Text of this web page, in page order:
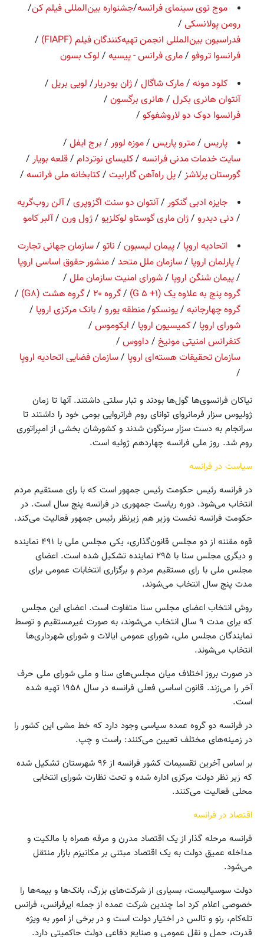
موج نوی سینمای فرانسه/جشنواره بین‌المللی فیلم کن/
رومن پولانسکی /
فدراسیون بین‌المللی انجمن تهیه‌کنندگان فیلم (FIAPF)
/
فرانسوا تروفو /ماری فرانس - پیسیه / لوک بسون
کلود مونه /مارک شاگال /ژان بودریار/ لویی بریل /
آنتوان هانری بکرل / هانری برگسون /
فرانسوا دوک دو لاروشفوکو /
پاریس /مترو پاریس /موزه لوور / برج ایفل /
سایت خدمات مدنی فرانسه /کلیسای نوتردام /قلعه بویار /
گورستان پرلاشز /پل راه‌آهن گارابیت /کتابخانه ملی فرانسه /
جایزه ادبی گنکور /آنتوان دو سنت اگزوپری /آلن روب‌گریه
/ دنی دیدرو /ژان ماری گوستاو لوکلزیو /ژول ورن /آلبر کامو
اتحادیه اروپا /پیمان لیسبون / ناتو /سازمان جهانی تجارت
/پارلمان اروپا /سازمان ملل متحد /منشور حقوق اساسی اروپا
/پیمان شنگن اروپا /شورای امنیت سازمان ملل /
گروه پنج به علاوه یک (G ۵ +۱)
/گروه ۲۰ /گروه هشت (G۸)
/
گروه چهارجانبه /یونسکو/منطقه یورو / بانک مرکزی اروپا /
شورای اروپا /کمیسیون اروپا / ایکوموس /
کنفرانس امنیتی مونیخ / داووس /
سازمان تحقیقات هسته‌ای اروپا /سازمان فضایی اتحادیه اروپا
/
نیاکان فرانسوی‌ها گول‌ها بودند و تبار سلتی داشتند. آنها تا زمان
ژولیوس سزار فرمانروای توانای روم فرانروایی بومی خود را داشتند تا
سرانجام به دست سزار سرنگون شدند و کشورشان بخشی از امپراتوری
روم شد. روز ملی فرانسه چهاردهم ژوئیه است.
سیاست در فرانسه
در فرانسه رئیس حکومت رئیس جمهور است که با رای مستقیم مردم
انتخاب می‌شود. دوره ریاست جمهوری در فرانسه پنج سال است. در
حکومت فرانسه نخست وزیر هم زیرنظر رئیس جمهور فعالیت می‌کند.
قوه مقننه از دو مجلس قانون‌گذاری، یکی مجلس ملی با ۴۹۱ نماینده
و دیگری مجلس سنا با ۲۹۵ نماینده تشکیل شده است. اعضای
مجلس ملی با رای مستقیم مردم و برگزاری انتخابات عمومی برای
مدت پنج سال انتخاب می‌شوند.
روش انتخاب اعضای مجلس سنا متفاوت است. اعضای این مجلس
که برای مدت ۹ سال انتخاب می‌شوند، به صورت غیرمستقیم و توسط
نمایندگان مجلس ملی، شورای عمومی ایالات و شورای شهرداری‌ها
انتخاب می‌شوند.
در صورت بروز اختلاف میان مجلس‌های سنا و ملی شورای ملی حرف
آخر را می‌زند. قانون اساسی فعلی فرانسه در سال ۱۹۵۸ تهیه شده
است.
در فرانسه دو گروه عمده سیاسی وجود دارد که خط مشی این کشور را
در زمینه‌های مختلف تعیین می‌کنند: راست و چپ.
بر اساس آخرین تقسیمات کشور فرانسه از ۹۶ شهرستان تشکیل شده
که زیر نظر دولت مرکزی اداره شده و تحت نظارت شورای انتخابی
محلی فعالیت می‌کنند.
اقتصاد در فرانسه
فرانسه مرحله گذار از یک اقتصاد مدرن و مرفه همراه با مالکیت و
مداخله عمیق دولت به یک اقتصاد مبتنی بر مکانیزم بازار منتقل
می‌شود.
دولت سوسیالیست، بسیاری از شرکت‌های بزرگ، بانک‌ها و بیمه‌ها را
خصوصی اعلام کرد اما چندین شرکت عمده از جمله ایرفرانس، فرانس
تله‌کام، رنو و تالس در اختیار دولت است و در برخی از امور به ویژه
قدرت، حمل و نقل عمومی و صنایع دفاعی دولت حاکمیتی دارد.